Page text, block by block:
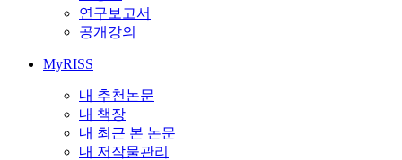
연구보고서
공개강의
MyRISS
내 추천논문
내 책장
내 최근 본 논문
내 저작물관리